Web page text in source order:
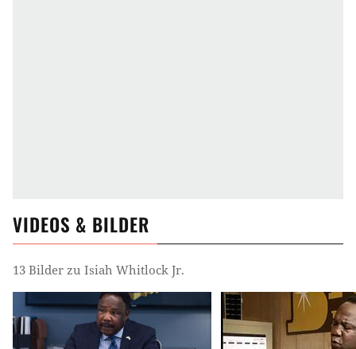
VIDEOS & BILDER
13 Bilder zu Isiah Whitlock Jr.